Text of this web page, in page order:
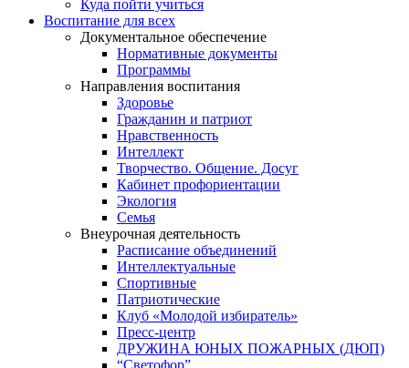
Куда пойти учиться
Воспитание для всех
Документальное обеспечение
Нормативные документы
Программы
Направления воспитания
Здоровье
Гражданин и патриот
Нравственность
Интеллект
Творчество. Общение. Досуг
Кабинет профориентации
Экология
Семья
Внеурочная деятельность
Расписание объединений
Интеллектуальные
Спортивные
Патриотические
Клуб «Молодой избиратель»
Пресс-центр
ДРУЖИНА ЮНЫХ ПОЖАРНЫХ (ДЮП)
“Светофор”